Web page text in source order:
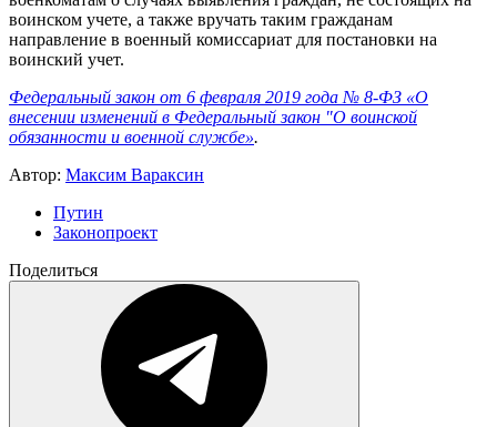
воинском учете, а также вручать таким гражданам
направление в военный комиссариат для постановки на
воинский учет.
Федеральный закон от 6 февраля 2019 года № 8-ФЗ «О
внесении изменений в Федеральный закон "О воинской
обязанности и военной службе».
Автор: Максим Вараксин
Путин
Законопроект
Поделиться